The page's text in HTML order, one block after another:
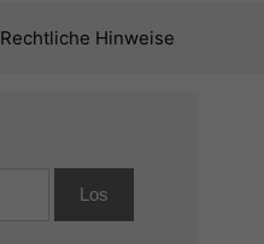
Rechtliche Hinweise